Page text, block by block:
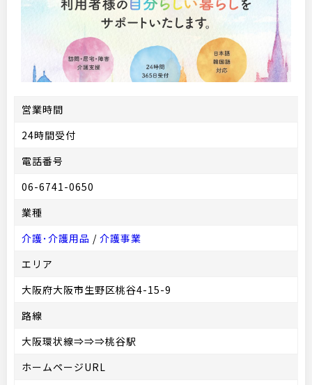
営業時間
24時間受付
電話番号
06-6741-0650
業種
介護･介護用品 / 介護事業
エリア
大阪府大阪市生野区桃谷4-15-9
路線
大阪環状線⇒⇒⇒桃谷駅
ホームページURL